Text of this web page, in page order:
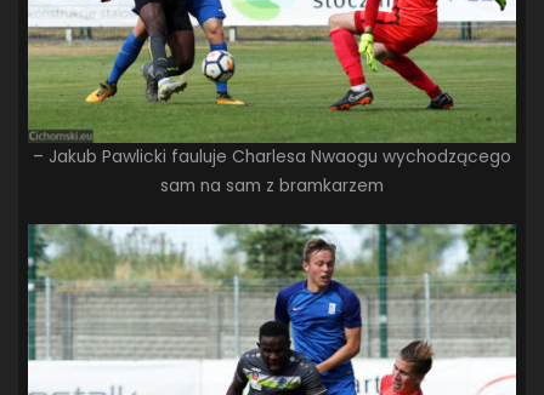
– Jakub Pawlicki fauluje Charlesa Nwaogu wychodzącego
sam na sam z bramkarzem